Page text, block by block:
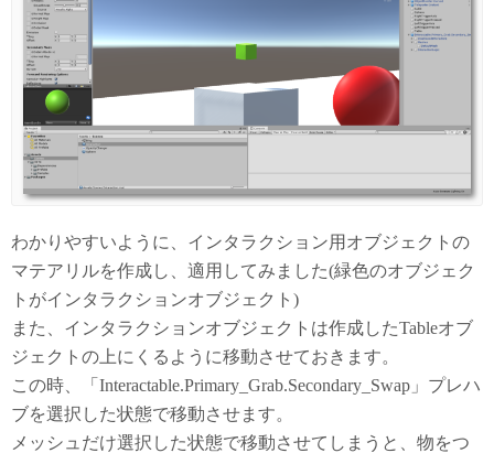
わかりやすいように、インタラクション用オブジェクトの
マテアリルを作成し、適用してみました(緑色のオブジェク
トがインタラクションオブジェクト)
また、インタラクションオブジェクトは作成したTableオブ
ジェクトの上にくるように移動させておきます。
この時、「Interactable.Primary_Grab.Secondary_Swap」プレハ
ブを選択した状態で移動させます。
メッシュだけ選択した状態で移動させてしまうと、物をつ